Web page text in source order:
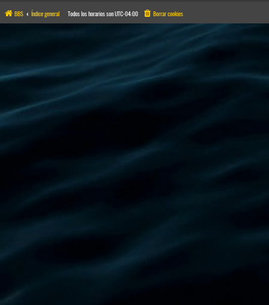
BBS Índice general Todos los horarios sonUTC-04:00 Borrar cookies